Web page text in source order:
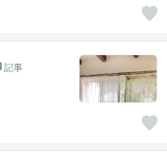
記事